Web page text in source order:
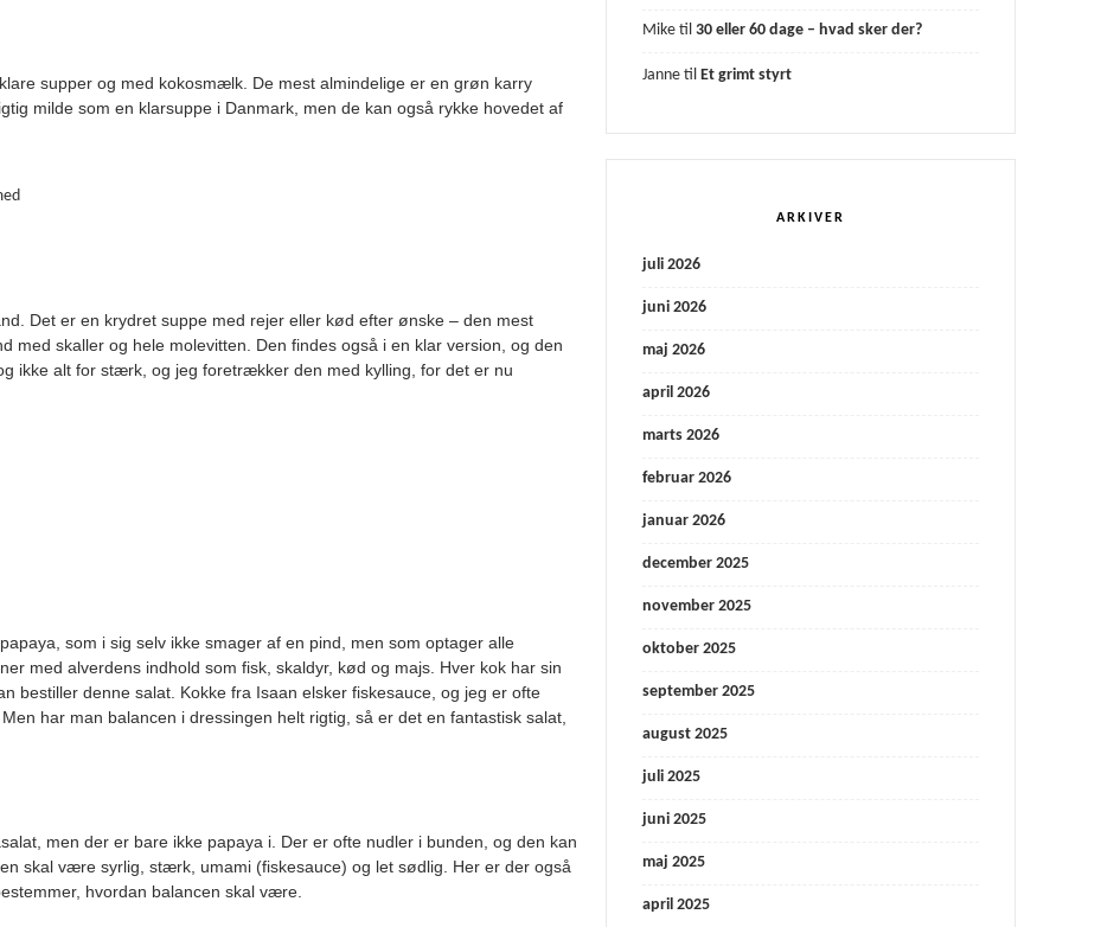
supper og med kokosmælk. De mest almindelige er en grøn karry
milde som en klarsuppe i Danmark, men de kan også rykke hovedet af
Det er en krydret suppe med rejer eller kød efter ønske – den mest
med skaller og hele molevitten. Den findes også i en klar version, og den
ikke alt for stærk, og jeg foretrækker den med kylling, for det er nu
som i sig selv ikke smager af en pind, men som optager alle
med alverdens indhold som fisk, skaldyr, kød og majs. Hver kok har sin
bestiller denne salat. Kokke fra Isaan elsker fiskesauce, og jeg er ofte
har man balancen i dressingen helt rigtig, så er det en fantastisk salat,
men der er bare ikke papaya i. Der er ofte nudler i bunden, og den kan
skal være syrlig, stærk, umami (fiskesauce) og let sødlig. Her er der også
hvordan balancen skal være.
Mike til 30 eller 60 dage – hvad sker der?
Janne til Et grimt styrt
ARKIVER
juli 2026
juni 2026
maj 2026
april 2026
marts 2026
februar 2026
januar 2026
december 2025
november 2025
oktober 2025
september 2025
august 2025
juli 2025
juni 2025
maj 2025
april 2025